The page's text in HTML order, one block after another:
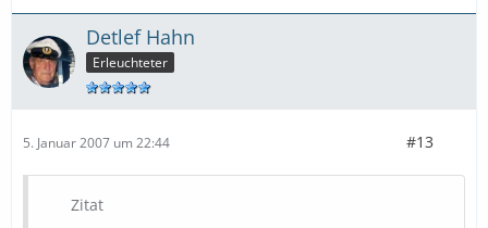
Detlef Hahn
Erleuchteter
5. Januar 2007 um 22:44 #13
Zitat